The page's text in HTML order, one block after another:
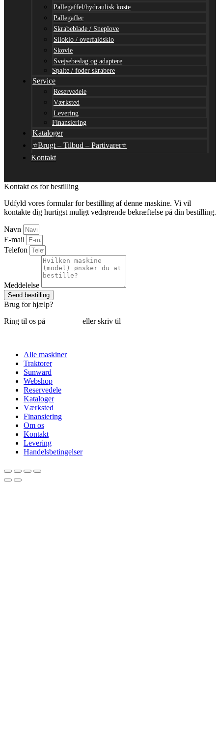
Pallegaffel/hydraulisk koste
Pallegafler
Skrabeblade / Sneplove
Siloklo / overfaldsklo
Skovle
Svejsebeslag og adaptere
Spalte / foder skrabere
Service
Reservedele
Værksted
Levering
Finansiering
Kataloger
⭐Brugt – Tilbud – Partivarer⭐
Kontakt
Kontakt os for bestilling
Udfyld vores formular for bestilling af denne maskine. Vi vil
kontakte dig hurtigst muligt vedrørende bekræftelse på din bestilling.
Navn
E-mail
Telefon
Meddelelse
Send bestilling
Brug for hjælp?
Ring til os på
eller skriv til
Alle maskiner
Traktorer
Sunward
Webshop
Reservedele
Kataloger
Værksted
Finansiering
Om os
Kontakt
Levering
Handelsbetingelser